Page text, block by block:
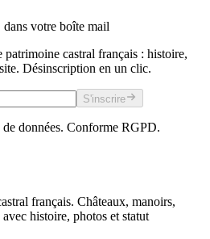
dans votre boîte mail
castral français : histoire,
Désinscription en un clic.
S'inscrire
données. Conforme RGPD.
français. Châteaux, manoirs,
histoire, photos et statut